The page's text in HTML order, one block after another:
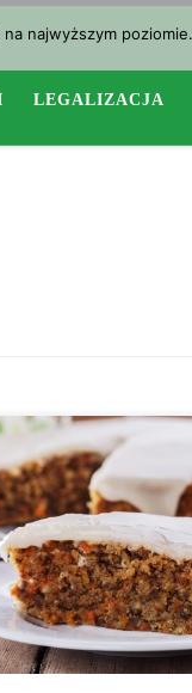
LEGALIZACJA
na pyszne, wilgotne
do porannej lub
– 6 Czas przygotowania:
40 minut • Źródło
200g mąki bezglutenowej
2 […]
najwyższym poziomie.